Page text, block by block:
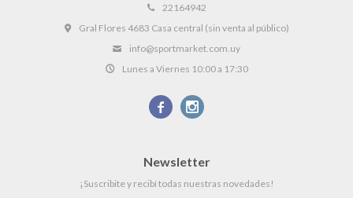
22164942
Gral Flores 4683 Casa central (sin venta al público)
info@sportmarket.com.uy
Lunes a Viernes 10:00 a 17:30
 
Newsletter
¡Suscribite y recibí todas nuestras novedades!